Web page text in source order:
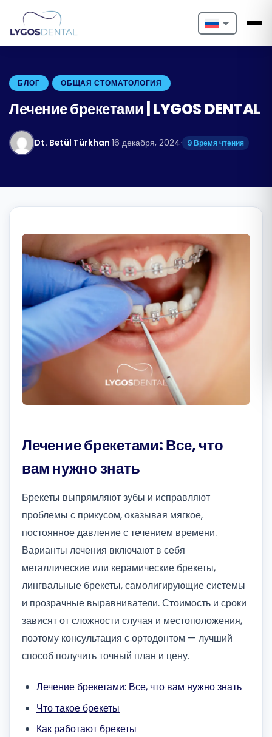
Nederlands
Français
Español
Italiano
Български
Română
Русский
БЛОГ ОБЩАЯ СТОМАТОЛОГИЯ
Лечение брекетами | LYGOS DENTAL
Dt. Betül Türkhan·16 декабря, 2024· 9 Время чтения
Лечение брекетами: Все, что
вам нужно знать
Брекеты выпрямляют зубы и исправляют
проблемы с прикусом, оказывая мягкое,
постоянное давление с течением времени.
Варианты лечения включают в себя
металлические или керамические брекеты,
лингвальные брекеты, самолигирующие системы
и прозрачные выравниватели. Стоимость и сроки
зависят от сложности случая и местоположения,
поэтому консультация с ортодонтом — лучший
способ получить точный план и цену.
Лечение брекетами: Все, что вам нужно знать
Что такое брекеты
Как работают брекеты